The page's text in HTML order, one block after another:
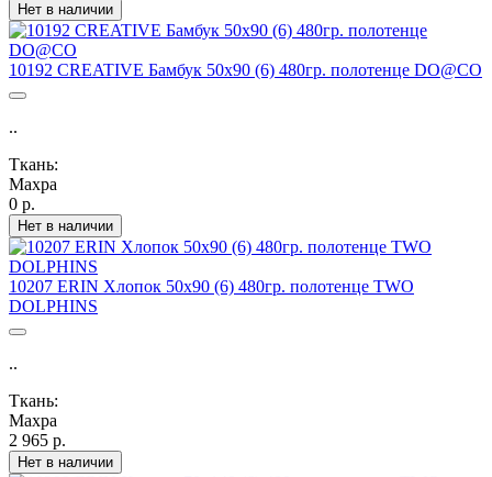
Нет в наличии
10192 CREATIVE Бамбук 50х90 (6) 480гр. полотенце DO@CO
..
Ткань:
Махра
0 р.
Нет в наличии
10207 ERIN Хлопок 50х90 (6) 480гр. полотенце TWO
DOLPHINS
..
Ткань:
Махра
2 965 р.
Нет в наличии